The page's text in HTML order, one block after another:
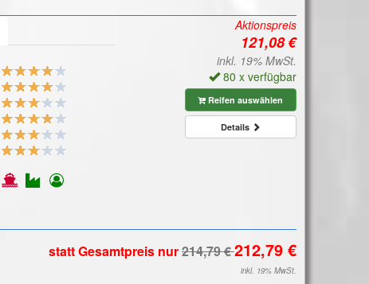
Aktionspreis
inkl. 19% MwSt.
80 x verfügbar
Reifen auswählen
Details
statt Gesamtpreis nur
inkl. 19% MwSt.